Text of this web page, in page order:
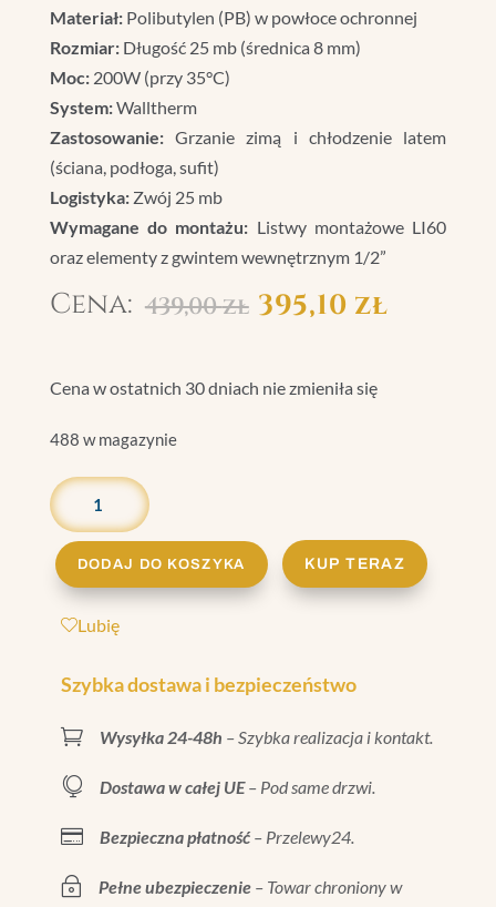
Materiał:Polibutylen (PB) w powłoce ochronnej
Rozmiar:Długość 25 mb (średnica 8 mm)
Moc:200W (przy 35°C)
System:Walltherm
Zastosowanie:Grzanie zimą i chłodzenie latem
(ściana, podłoga, sufit)
Logistyka:Zwój 25 mb
Wymagane do montażu: Listwy montażowe LI60
oraz elementy z gwintem wewnętrznym 1/2”
439,00zł Pierwotna
wynosiła:
395,10 zł
Cena w ostatnich 30 dniach nie zmieniła się
488 w magazynie
WĄŻ
WALLTHERM
200W
25
M
PRZYŁĄCZE
1/2”
DODAJ DO KOSZYKA KUP TERAZ
Lubię
Szybka dostawa i bezpieczeństwo
 Wysyłka 24-48h – Szybka realizacja i kontakt.
 Dostawa w całej UE– Pod same drzwi.
 Bezpieczna płatność– Przelewy24.
~ Pełne ubezpieczenie– Towar chroniony w